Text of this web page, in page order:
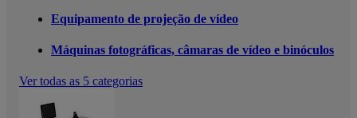
Equipamento de projeção de vídeo
Máquinas fotográficas, câmaras de vídeo e binóculos
Ver todas as 5 categorias